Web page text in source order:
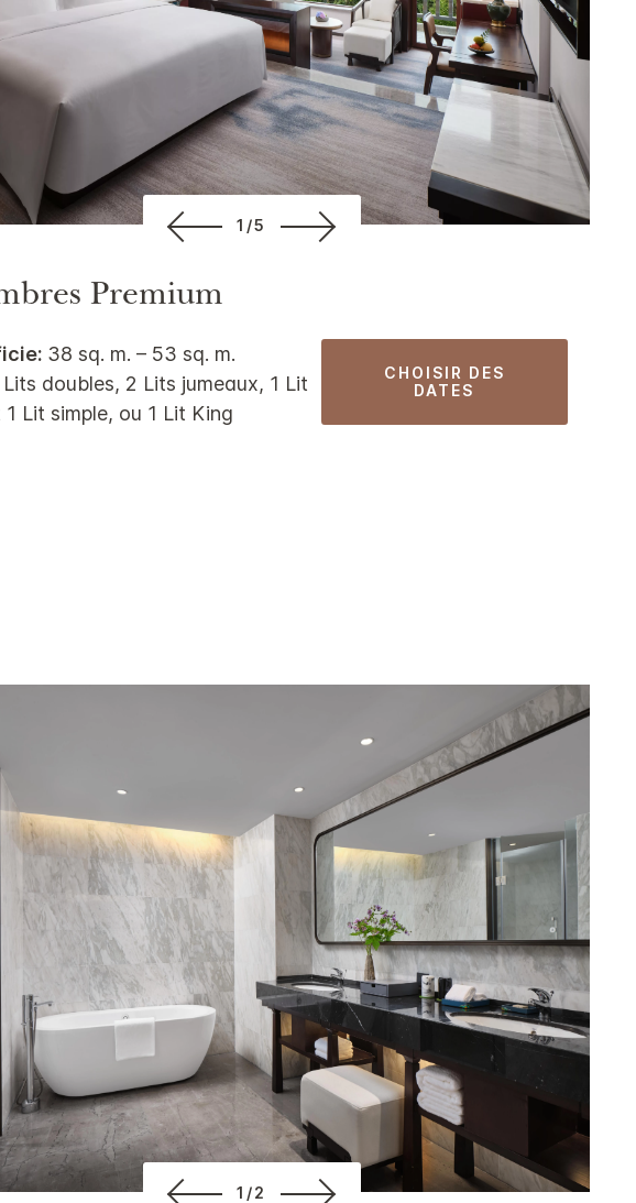
1/5
Premium
38 sq. m. – 53 sq. m.
doubles, 2 Lits jumeaux, 1 Lit
1 Lit simple, ou 1 Lit King
CHOISIR DES
DATES
1/2